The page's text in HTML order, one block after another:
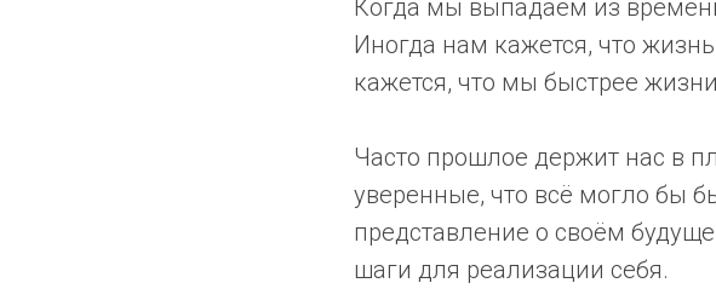
Когда мы выпадаем из
Иногда нам кажется, что
кажется, что мы быстрее
Часто прошлое держит нас в
уверенные, что всё могло бы
представление о своём
шаги для реализации себя.